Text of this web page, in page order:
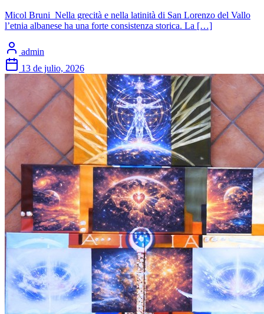
Micol Bruni Nella grecità e nella latinità di San Lorenzo del Vallo
l’etnia albanese ha una forte consistenza storica. La […]
admin
13 de julio, 2026